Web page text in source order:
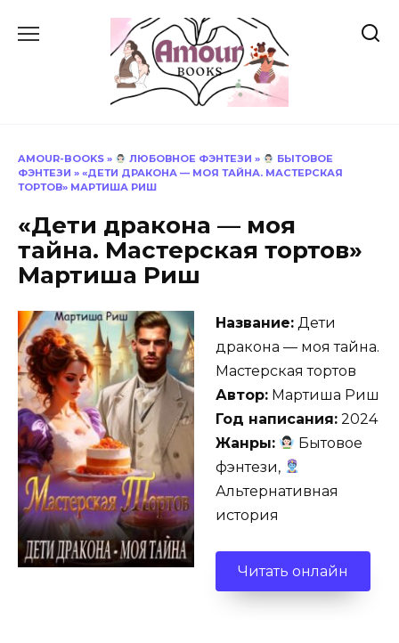
AMOUR-BOOKS » ЛЮБОВНОЕ ФЭНТЕЗИ »
БЫТОВОЕ
ФЭНТЕЗИ » «ДЕТИ ДРАКОНА — МОЯ ТАЙНА. МАСТЕРСКАЯ
ТОРТОВ» МАРТИША РИШ
«Дети дракона — моя
тайна. Мастерская тортов»
Мартиша Риш
Название: Дети
дракона — моя тайна.
Мастерская тортов
Автор: Мартиша Риш
Год написания: 2024
Жанры:
Бытовое
фэнтези,
Альтернативная
история
Читать онлайн